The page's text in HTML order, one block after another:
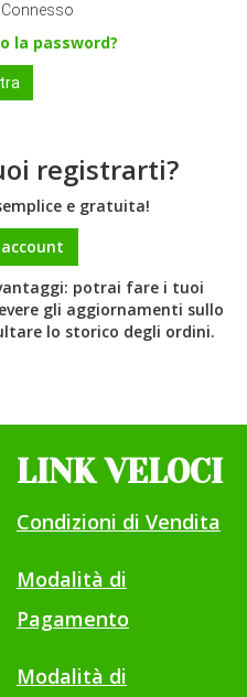
la password?
registrarti?
e gratuita!
potrai fare i tuoi
gli aggiornamenti sullo
lo storico degli ordini.
LINK VELOCI
Condizioni di Vendita
Modalità di
Pagamento
Modalità di